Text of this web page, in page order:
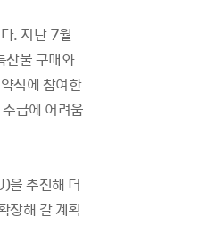
. 지난 7월
산물 구매와
식에 참여한
급에 어려움
을 추진해 더
장해 갈 계획